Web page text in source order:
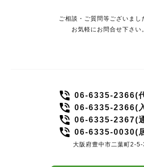
ご相談・ご質問等ございまし
お気軽にお問合せ下さい。
06-6335-2366(
06-6335-2366(
06-6335-2367(
06-6335-0030(
大阪府豊中市二葉町2-5-